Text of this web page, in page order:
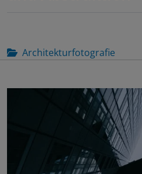
Architekturfotografie